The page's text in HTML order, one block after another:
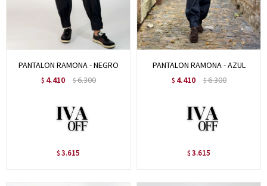
PANTALON RAMONA - NEGRO
$ 4.410 $6.300
$ 3.615
PANTALON RAMONA - AZUL
$ 4.410 $6.300
$ 3.615